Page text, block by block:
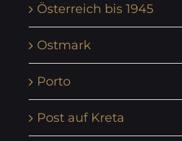
Österreich bis 1945
Ostmark
Porto
Post auf Kreta